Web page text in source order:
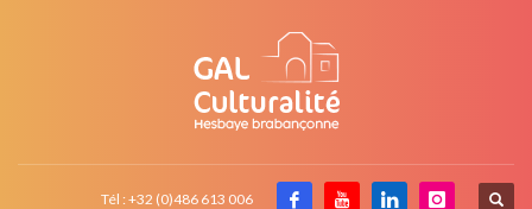
Tél : +32 (0)486 613 006